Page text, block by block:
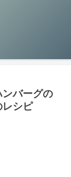
バーグの
シピ